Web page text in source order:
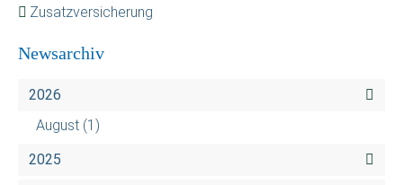
Zusatzversicherung
Newsarchiv
2026
August (1)
2025